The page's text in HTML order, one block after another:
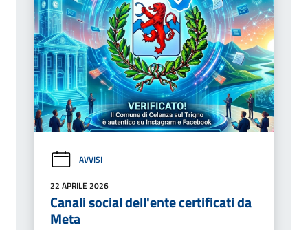
AVVISI
22 APRILE 2026
Canali social dell'ente certificati da
Meta